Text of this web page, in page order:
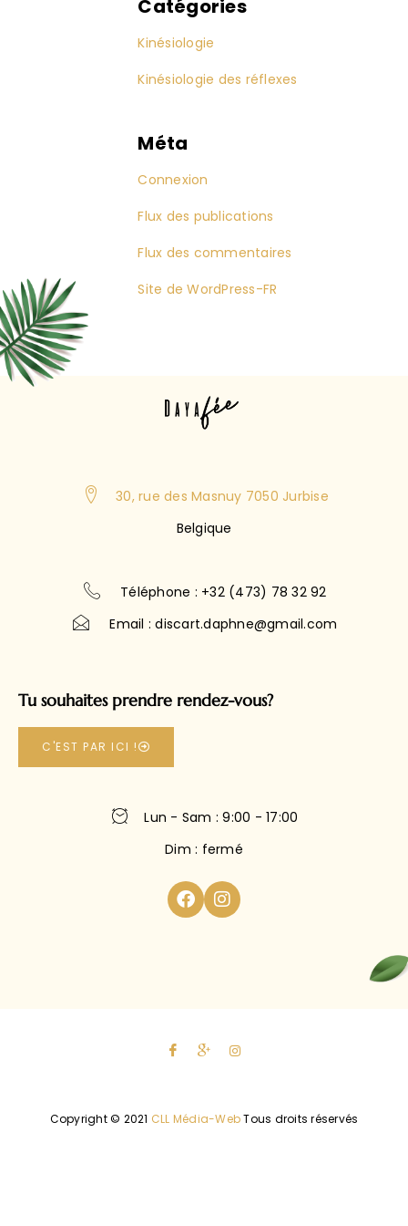
Catégories
Kinésiologie
Kinésiologie des réflexes
Méta
Connexion
Flux des publications
Flux des commentaires
Site de WordPress-FR
30, rue des Masnuy 7050 Jurbise
Belgique
Téléphone : +32 (473) 78 32 92
Email : discart.daphne@gmail.com
Tu souhaites prendre rendez-vous?
C'EST PAR ICI !
Lun - Sam : 9:00 - 17:00
Dim : fermé
Copyright © 2021 CLL Média-WebTous droits réservés